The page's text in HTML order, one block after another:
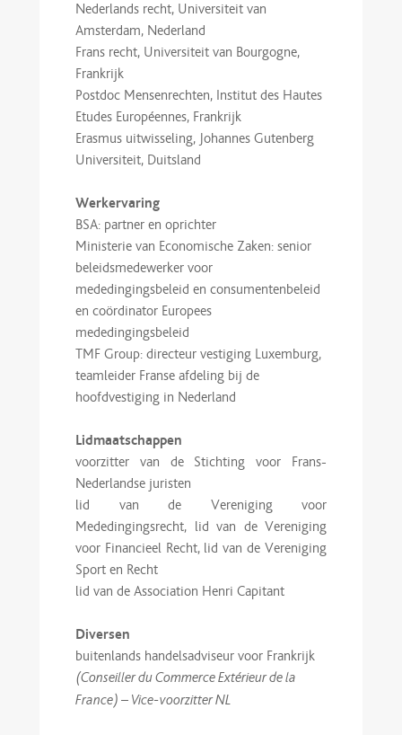
Nederlands recht, Universiteit van
Amsterdam, Nederland
Frans recht, Universiteit van Bourgogne,
Frankrijk
Postdoc Mensenrechten, Institut des Hautes
Etudes Européennes, Frankrijk
Erasmus uitwisseling, Johannes Gutenberg
Universiteit, Duitsland
Werkervaring
BSA: partner en oprichter
Ministerie van Economische Zaken: senior
beleidsmedewerker voor
mededingingsbeleid en consumentenbeleid
en coördinator Europees
mededingingsbeleid
TMF Group: directeur vestiging Luxemburg,
teamleider Franse afdeling bij de
hoofdvestiging in Nederland
Lidmaatschappen
voorzitter van de Stichting voor Frans-
Nederlandse juristen
lid van de Vereniging voor
Mededingingsrecht, lid van de Vereniging
voor Financieel Recht, lid van de Vereniging
Sport en Recht
lid van de Association Henri Capitant
Diversen
buitenlands handelsadviseur voor Frankrijk
(Conseiller du Commerce Extérieur de la
France) – Vice-voorzitter NL